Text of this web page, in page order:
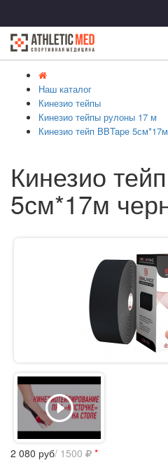
Наш каталог
Кинезио тейпы
Кинезио тейпы рулоны 17 м
Кинезио тейп BBTape
Кинезио
5см*17м
2 080 руб/ 1500 *